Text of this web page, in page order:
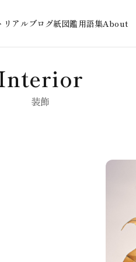
リアルブログ紙図鑑 用語集About
装飾